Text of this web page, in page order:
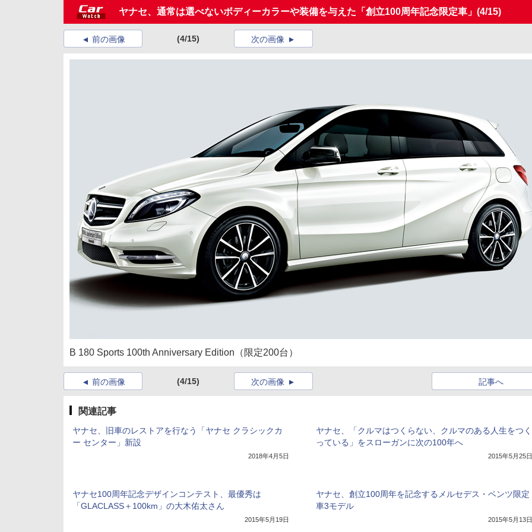
ヤナセ、通常は選べないボディーカラーや装備を与えた「創立100周年記念限定車」 (4/15)
前の画像 (4/15) 次の画像
B 180 Sports 100th Anniversary Edition（限定200台）
前の画像 (4/15) 記事へ
次の画像
関連記事
ヤナセ、旧車のレストアを行なう「ヤナセ クラシックカ
ー センター」新設
2018年4月5日
ヤナセ、「クルマはつくらない、クルマのある人生をつく
っている」をスローガンに次の100年へ
2015年5月25日
ヤナセ100周年記念デザインコンテスト、最優秀は
「GLACLASS＋100km」の大木佑太さん
2015年5月19日
ヤナセ、創立100周年を記念するメルセデス・ベンツ限定
車3モデル
2015年5月13日